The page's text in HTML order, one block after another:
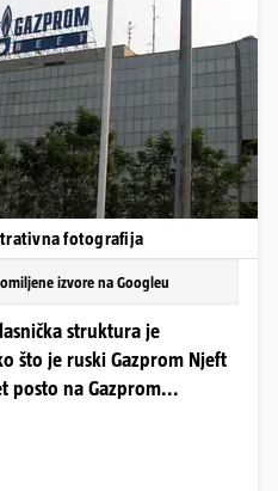
fotografija
izvore na Googleu
struktura je
što je ruski Gazprom Njeft
posto na Gazprom...